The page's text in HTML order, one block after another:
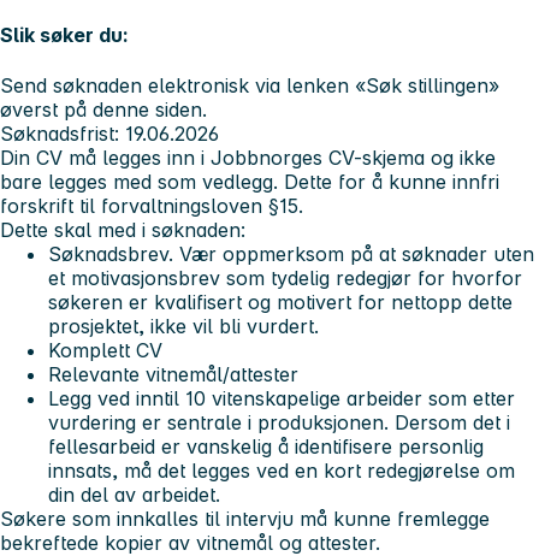
Slik søker du:
Send søknaden elektronisk via lenken «Søk stillingen»
øverst på denne siden.
Søknadsfrist: 19.06.2026
Din CV må legges inn i Jobbnorges CV-skjema og ikke
bare legges med som vedlegg. Dette for å kunne innfri
forskrift til forvaltningsloven §15.
Dette skal med i søknaden:
Søknadsbrev. Vær oppmerksom på at søknader uten
et motivasjonsbrev som tydelig redegjør for hvorfor
søkeren er kvalifisert og motivert for nettopp dette
prosjektet, ikke vil bli vurdert.
Komplett CV
Relevante vitnemål/attester
Legg ved inntil 10 vitenskapelige arbeider som etter
vurdering er sentrale i produksjonen. Dersom det i
fellesarbeid er vanskelig å identifisere personlig
innsats, må det legges ved en kort redegjørelse om
din del av arbeidet.
Søkere som innkalles til intervju må kunne fremlegge
bekreftede kopier av vitnemål og attester.